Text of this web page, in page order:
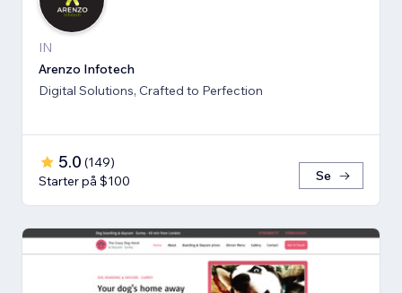
IN
Arenzo Infotech
Digital Solutions, Crafted to Perfection
5.0 (149)
Starter på $100
Se